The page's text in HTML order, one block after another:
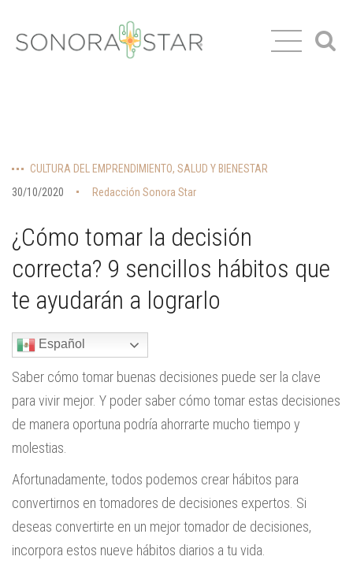
CULTURA DEL EMPRENDIMIENTO, SALUD Y BIENESTAR
30/10/2020
Redacción Sonora Star
¿Cómo tomar la decisión
correcta? 9 sencillos hábitos que
te ayudarán a lograrlo
Español
Saber cómo tomar buenas decisiones puede ser la clave
para vivir mejor. Y poder saber cómo tomar estas decisiones
de manera oportuna podría ahorrarte mucho tiempo y
molestias.
Afortunadamente, todos podemos crear hábitos para
convertirnos en tomadores de decisiones expertos. Si
deseas convertirte en un mejor tomador de decisiones,
incorpora estos nueve hábitos diarios a tu vida.